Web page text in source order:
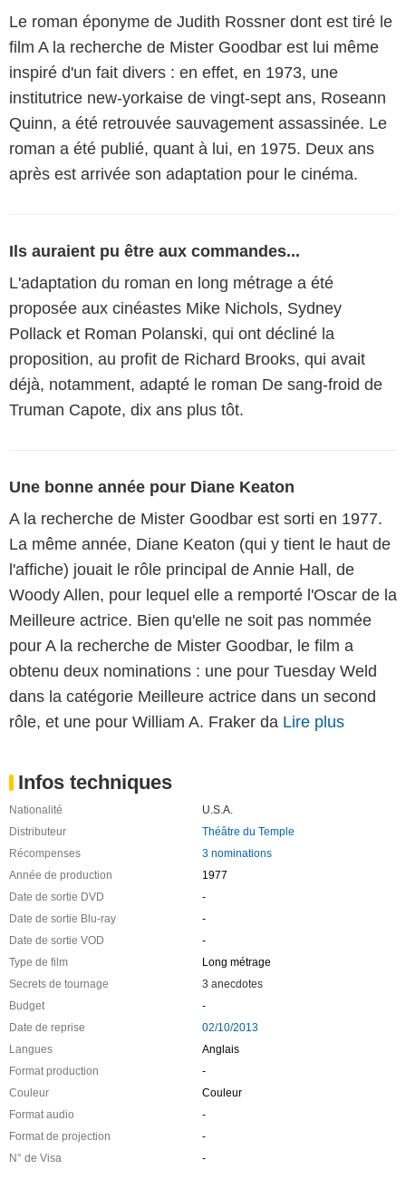
Le roman éponyme de Judith Rossner dont est tiré le
film A la recherche de Mister Goodbar est lui même
inspiré d'un fait divers : en effet, en 1973, une
institutrice new-yorkaise de vingt-sept ans, Roseann
Quinn, a été retrouvée sauvagement assassinée. Le
roman a été publié, quant à lui, en 1975. Deux ans
après est arrivée son adaptation pour le cinéma.
Ils auraient pu être aux commandes...
L'adaptation du roman en long métrage a été
proposée aux cinéastes Mike Nichols, Sydney
Pollack et Roman Polanski, qui ont décliné la
proposition, au profit de Richard Brooks, qui avait
déjà, notamment, adapté le roman De sang-froid de
Truman Capote, dix ans plus tôt.
Une bonne année pour Diane Keaton
A la recherche de Mister Goodbar est sorti en 1977.
La même année, Diane Keaton (qui y tient le haut de
l'affiche) jouait le rôle principal de Annie Hall, de
Woody Allen, pour lequel elle a remporté l'Oscar de la
Meilleure actrice. Bien qu'elle ne soit pas nommée
pour A la recherche de Mister Goodbar, le film a
obtenu deux nominations : une pour Tuesday Weld
dans la catégorie Meilleure actrice dans un second
rôle, et une pour William A. Fraker da Lire plus
Infos techniques
Nationalité
U.S.A.
Distributeur
Théâtre du Temple
Récompenses
3 nominations
Année de production
1977
Date de sortie DVD
-
Date de sortie Blu-ray
-
Date de sortie VOD
-
Type de film
Long métrage
Secrets de tournage
3 anecdotes
Budget
-
Date de reprise
02/10/2013
Langues
Anglais
Format production
-
Couleur
Couleur
Format audio
-
Format de projection
-
N° de Visa
-